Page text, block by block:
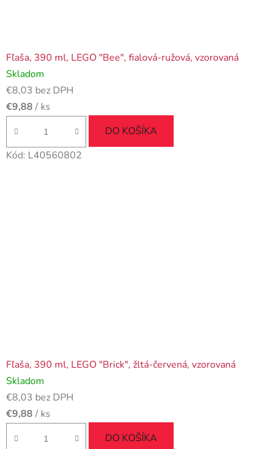
Fľaša, 390 ml, LEGO "Bee", fialová-ružová, vzorovaná
Skladom
€8,03 bez DPH
€9,88 / ks
DO KOŠÍKA
Kód: L40560802
Fľaša, 390 ml, LEGO "Brick", žltá-červená, vzorovaná
Skladom
€8,03 bez DPH
€9,88 / ks
DO KOŠÍKA